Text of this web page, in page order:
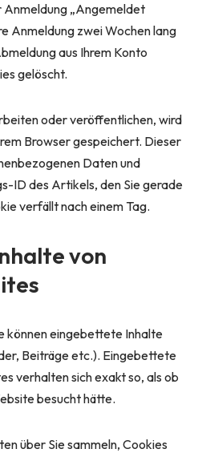
Anmeldung „Angemeldet
Anmeldung zwei Wochen lang
aus Ihrem Konto
gelöscht.
oder veröffentlichen, wird
Browser gespeichert. Dieser
Daten und
ID des Artikels, den Sie gerade
verfällt nach einem Tag.
von
können eingebettete Inhalte
Beiträge etc.). Eingebettete
verhalten sich exakt so, als ob
besucht hätte.
über Sie sammeln, Cookies